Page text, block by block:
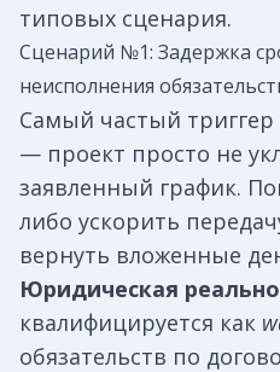
типовых сценария.
Сценарий №1: Задержка
неисполнения
Самый частый
— проект просто не
заявленный график.
либо ускорить
вернуть вложенные
Юридическая
квалифицируется как
обязательств по